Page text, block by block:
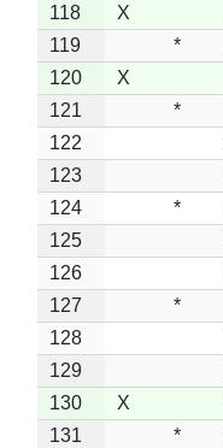
118
X
119
*
120
X
121
*
122
123
124
*
125
126
127
*
128
129
130
X
131
*